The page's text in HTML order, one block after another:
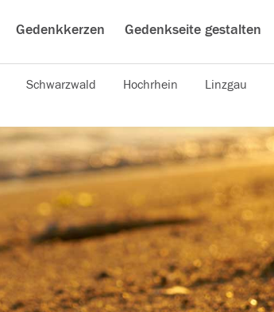
Gedenkkerzen Gedenkseite gestalten
Schwarzwald Hochrhein Linzgau